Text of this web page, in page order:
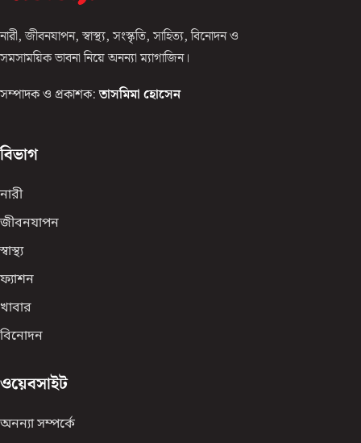
নারী, জীবনযাপন, স্বাস্থ্য, সংস্কৃতি, সাহিত্য, বিনোদন ও
সমসাময়িক ভাবনা নিয়ে অনন্যা ম্যাগাজিন।
সম্পাদক ও প্রকাশক: তাসমিমা হোসেন
বিভাগ
নারী
জীবনযাপন
স্বাস্থ্য
ফ্যাশন
খাবার
বিনোদন
ওয়েবসাইট
অনন্যা সম্পর্কে